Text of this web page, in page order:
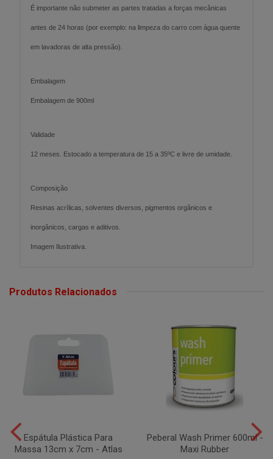
É importante não submeter as partes tratadas a forças mecânicas
antes de 24 horas (por exemplo: na limpeza do carro com água quente
em lavadoras de alta pressão).
Embalagem
Embalagem de 900ml
Validade
12 meses. Estocado a temperatura de 15 a 35ºC e livre de umidade.
Composição
Resinas acrílicas, solventes diversos, pigmentos orgânicos e
inorgânicos, cargas e aditivos.
Imagem Ilustrativa.
Produtos Relacionados
Espátula Plástica Para
Massa 13cm x 7cm - Atlas
Peberal Wash Primer 600ml -
Maxi Rubber